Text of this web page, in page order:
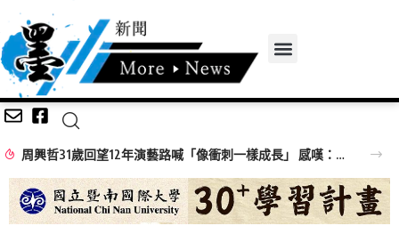
周興哲31歲回望12年演藝路喊「像衝刺一樣成長」 感嘆：以前的傷痕都是蛻變的殼